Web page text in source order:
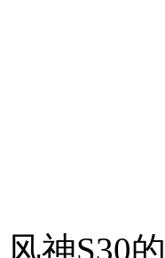
风神S30